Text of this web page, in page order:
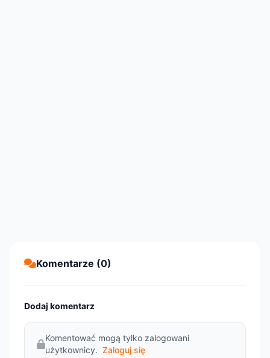
Komentarze (0)
Dodaj komentarz
Komentować mogą tylko zalogowani
użytkownicy. Zaloguj się